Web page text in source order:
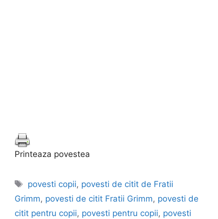
Printeaza povestea
Etichete
povesti copii, povesti de citit de Fratii
Grimm, povesti de citit Fratii Grimm, povesti de
citit pentru copii, povesti pentru copii, povesti